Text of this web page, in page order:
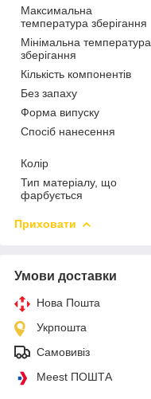
Максимальна
температура зберігання
Мінімальна температура
зберігання
Кількість компонентів
Без запаху
Форма випуску
Спосіб нанесення
Колір
Тип матеріалу, що
фарбується
Приховати
Умови доставки
Нова Пошта
Укрпошта
Самовивіз
Meest ПОШТА